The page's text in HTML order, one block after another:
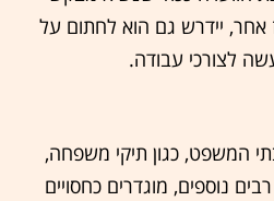
אחר, יידרש גם הוא לחתום על
לצורכי עבודה.
המשפט, כגון תיקי משפחה,
נוספים, מוגדרים כחסויים